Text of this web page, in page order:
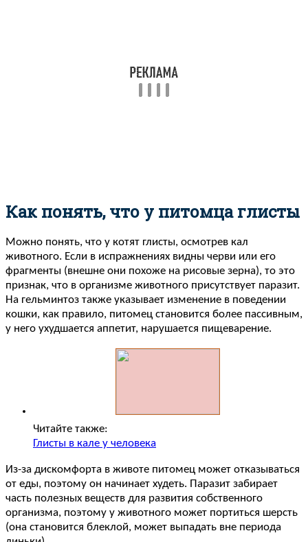
Как понять, что у питомца глисты
Можно понять, что у котят глисты, осмотрев кал
животного. Если в испражнениях видны черви или его
фрагменты (внешне они похоже на рисовые зерна), то это
признак, что в организме животного присутствует паразит.
На гельминтоз также указывает изменение в поведении
кошки, как правило, питомец становится более пассивным,
у него ухудшается аппетит, нарушается пищеварение.
Читайте также:
Глисты в кале у человека
Из-за дискомфорта в животе питомец может отказываться
от еды, поэтому он начинает худеть. Паразит забирает
часть полезных веществ для развития собственного
организма, поэтому у животного может портиться шерсть
(она становится блеклой, может выпадать вне периода